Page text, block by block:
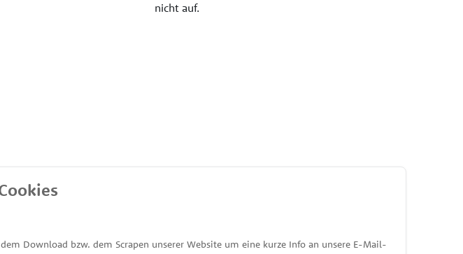
nicht auf.
Download bzw. dem Scrapen unserer Website um eine kurze Info an unsere E-Mail-